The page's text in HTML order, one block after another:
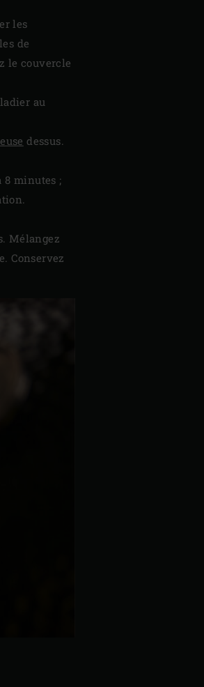
les
de
le couvercle
au
dessus.
8 minutes ;
Mélangez
Conservez